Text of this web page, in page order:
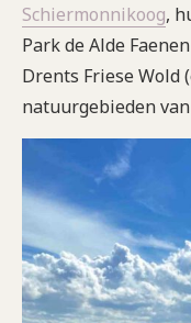
Schiermonnikoog,
Park de Alde
Drents Friese Wold
natuurgebieden